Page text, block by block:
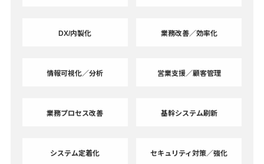
DX/内製化 業務改善／効率化
情報可視化／分析 営業支援／顧客管理
業務プロセス改善 基幹システム刷新
システム定着化 セキュリティ対策／強化